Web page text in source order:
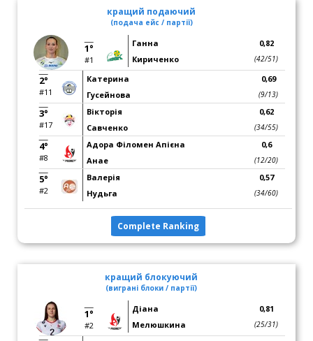
кращий подаючий
(подача ейс / партії)
1°
#1
Ганна
Кириченко
0,82
(42/51)
2°
#11
Катерина
Гусейнова
0,69
(9/13)
3°
#17
Вікторія
Савченко
0,62
(34/55)
4°
#8
Адора Філомен Апієна
Анае
0,6
(12/20)
5°
#2
Валерія
Нудьга
0,57
(34/60)
Complete Ranking
кращий блокуючий
(виграні блоки / партії)
1°
#2
Діана
Мелюшкина
0,81
(25/31)